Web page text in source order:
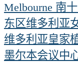
Melbourne 南
东区维多利亚
维多利亚皇家
墨尔本会议中